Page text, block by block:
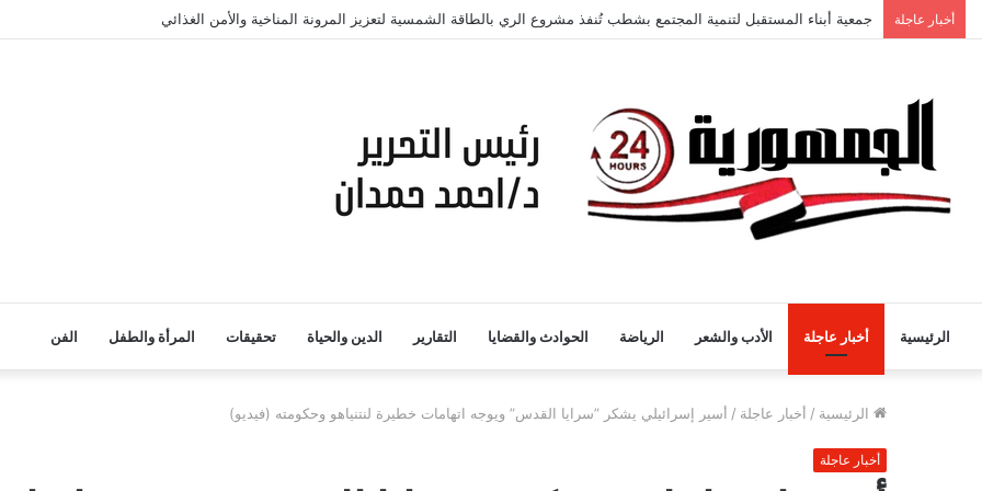
أخبار عاجلة
جمعية أبناء المستقبل لتنمية المجتمع بشطب تُنفذ مشروع الري بالطاقة الشمسية لتعزيز المرونة المناخية والأمن الغذائي
الرئيسية أخبار عاجلة الأدب والشعر الرياضة الحوادث والقضايا التقارير الدين والحياة تحقيقات المرأة والطفل الفن
الرئيسية / أخبار عاجلة / أسير إسرائيلي يشكر ”سرايا القدس” ويوجه اتهامات خطيرة لنتنياهو وحكومته (فيديو)
أخبار عاجلة